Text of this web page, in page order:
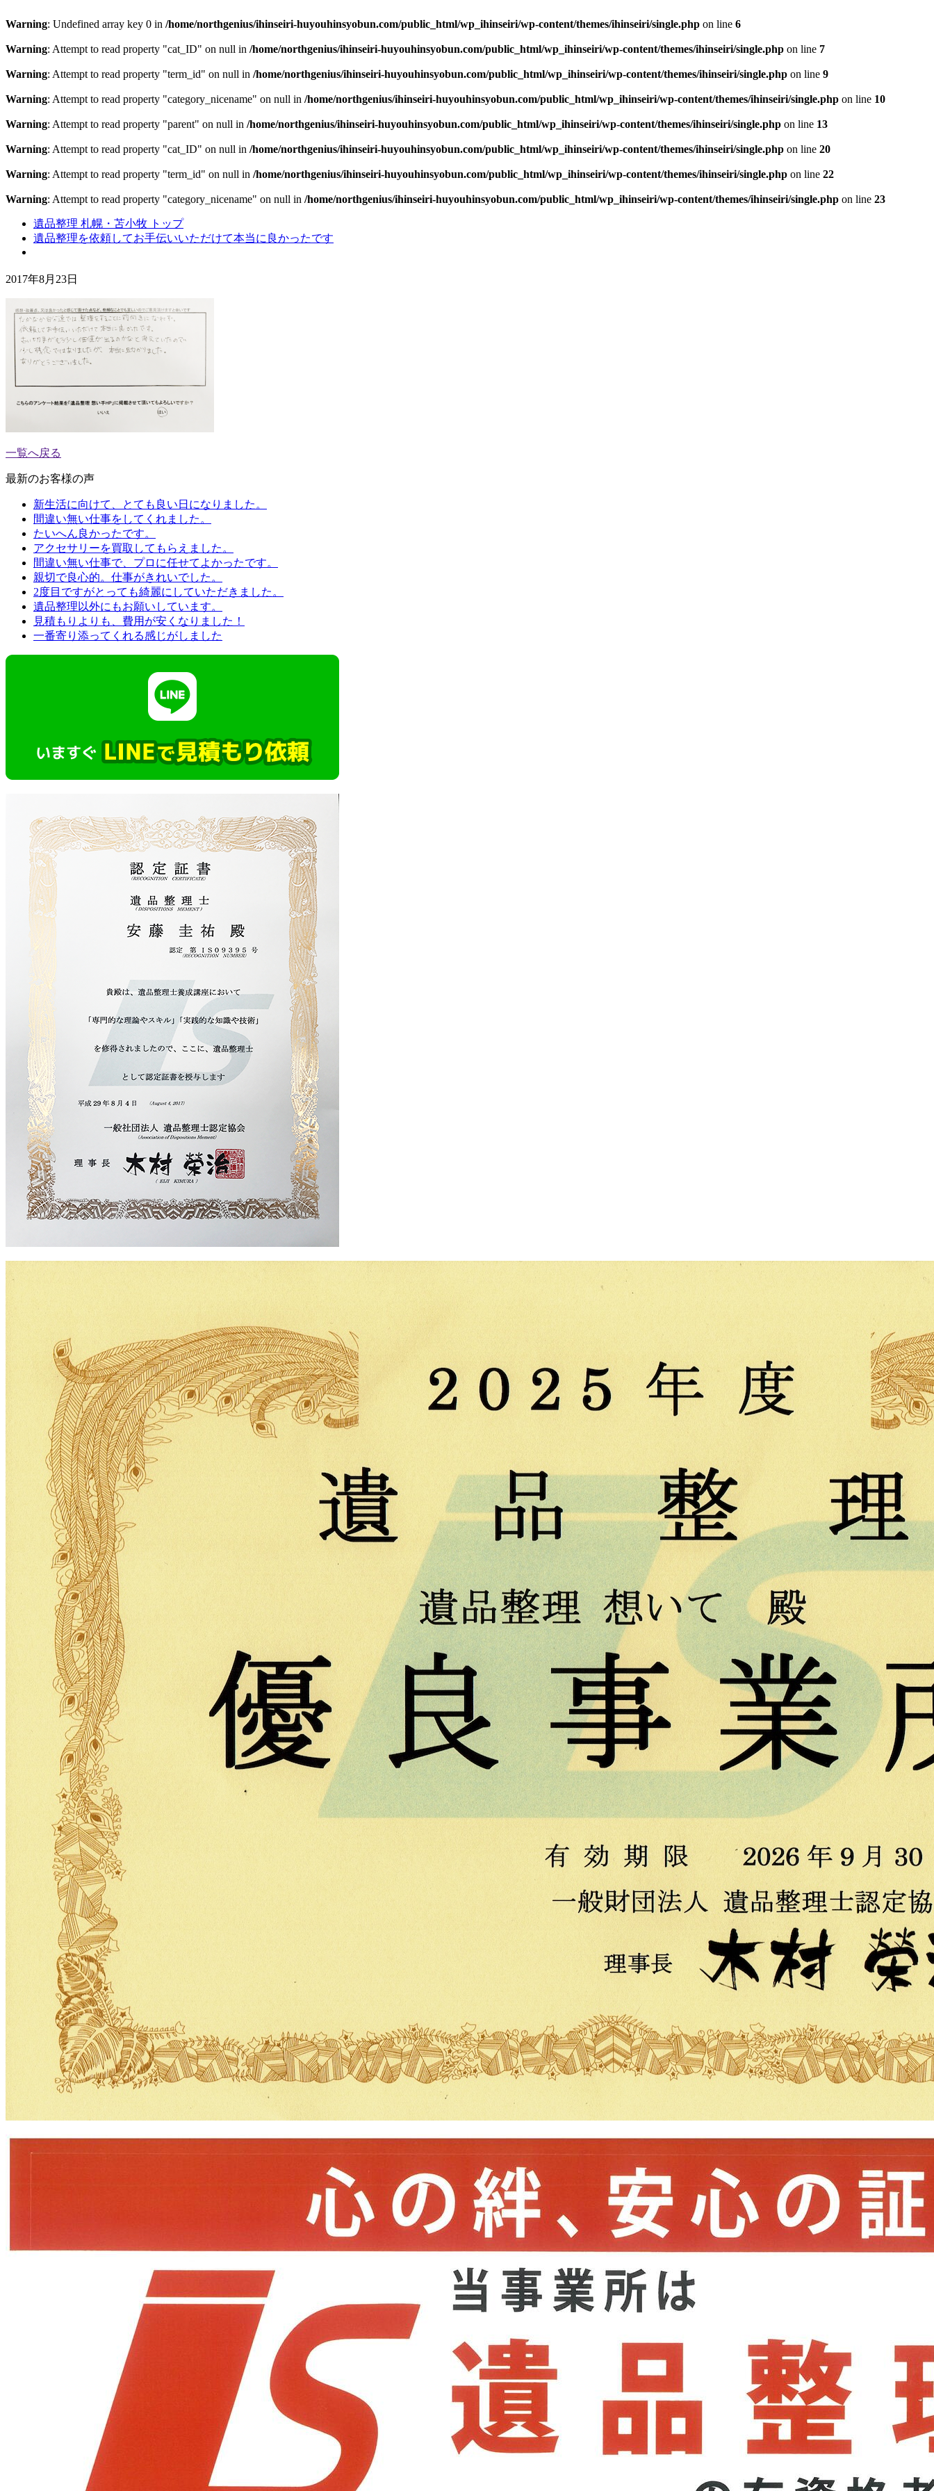
Warning: Undefined array key 0 in /home/northgenius/ihinseiri-huyouhinsyobun.com/public_html/wp_ihinseiri/wp-content/themes/ihinseiri/single.php on line 6
Warning: Attempt to read property "cat_ID" on null in /home/northgenius/ihinseiri-huyouhinsyobun.com/public_html/wp_ihinseiri/wp-content/themes/ihinseiri/single.php on line 7
Warning: Attempt to read property "term_id" on null in /home/northgenius/ihinseiri-huyouhinsyobun.com/public_html/wp_ihinseiri/wp-content/themes/ihinseiri/single.php on line 9
Warning: Attempt to read property "category_nicename" on null in /home/northgenius/ihinseiri-huyouhinsyobun.com/public_html/wp_ihinseiri/wp-content/themes/ihinseiri/single.php on line 10
Warning: Attempt to read property "parent" on null in /home/northgenius/ihinseiri-huyouhinsyobun.com/public_html/wp_ihinseiri/wp-content/themes/ihinseiri/single.php on line 13
Warning: Attempt to read property "cat_ID" on null in /home/northgenius/ihinseiri-huyouhinsyobun.com/public_html/wp_ihinseiri/wp-content/themes/ihinseiri/single.php on line 20
Warning: Attempt to read property "term_id" on null in /home/northgenius/ihinseiri-huyouhinsyobun.com/public_html/wp_ihinseiri/wp-content/themes/ihinseiri/single.php on line 22
Warning: Attempt to read property "category_nicename" on null in /home/northgenius/ihinseiri-huyouhinsyobun.com/public_html/wp_ihinseiri/wp-content/themes/ihinseiri/single.php on line 23
遺品整理 札幌・苫小牧 トップ
遺品整理を依頼してお手伝いいただけて本当に良かったです
2017年8月23日
一覧へ戻る
最新のお客様の声
新生活に向けて、とても良い日になりました。
間違い無い仕事をしてくれました。
たいへん良かったです。
アクセサリーを買取してもらえました。
間違い無い仕事で、プロに任せてよかったです。
親切で良心的。仕事がきれいでした。
2度目ですがとっても綺麗にしていただきました。
遺品整理以外にもお願いしています。
見積もりよりも、費用が安くなりました！
一番寄り添ってくれる感じがしました